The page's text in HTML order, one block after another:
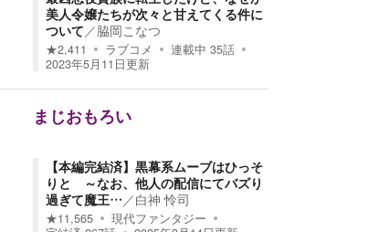
美人令嬢たちが次々と甘えてくる件に
ついて／脇岡こなつ
★2,411 ラブコメ 連載中 35話
2023年5月11日更新
まじおもろい
【本編完結済】黒幕系ムーブはひっそ
りと ～なお、他人の配信にてバズり
過ぎて魔王…／白神 怜司
★11,565
現代ファンタジー